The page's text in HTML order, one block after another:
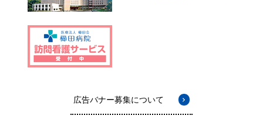
広告バナー募集について